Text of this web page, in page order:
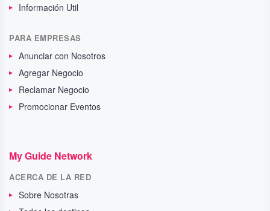
Información Util
PARA EMPRESAS
Anunciar con Nosotros
Agregar Negocio
Reclamar Negocio
Promocionar Eventos
My Guide Network
ACERCA DE LA RED
Sobre Nosotras